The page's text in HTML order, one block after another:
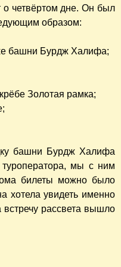
о четвёртом дне. Он был
образом:
башни Бурдж Халифа;
Золотая рамка;
башни Бурдж Халифа
туроператора, мы с ним
билеты можно было
хотела увидеть именно
встречу рассвета вышло